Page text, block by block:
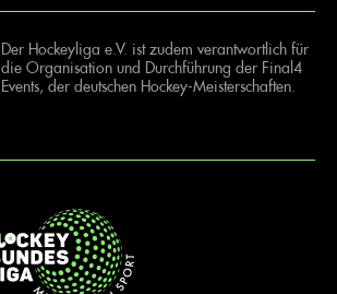
Der Hockeyliga e.V. ist zudem verantwortlich für
die Organisation und Durchführung der Final4
Events, der deutschen Hockey-Meisterschaften.